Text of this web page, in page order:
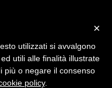
×
utilizzati si avvalgono
utili alle finalità illustrate
più o negare il consenso
policy.